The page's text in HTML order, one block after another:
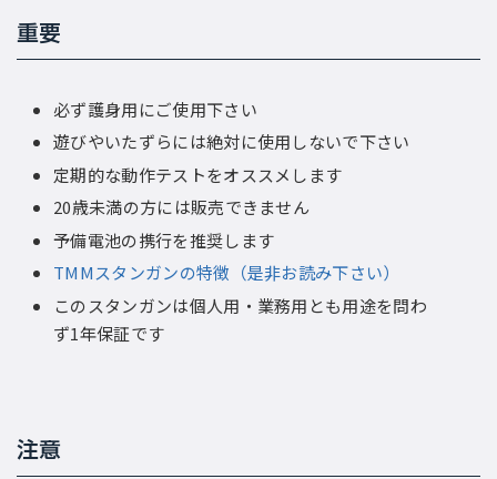
重要
必ず護身用にご使用下さい
遊びやいたずらには絶対に使用しないで下さい
定期的な動作テストをオススメします
20歳未満の方には販売できません
予備電池の携行を推奨します
TMMスタンガンの特徴（是非お読み下さい）
このスタンガンは個人用・業務用とも用途を問わ
ず1年保証です
注意